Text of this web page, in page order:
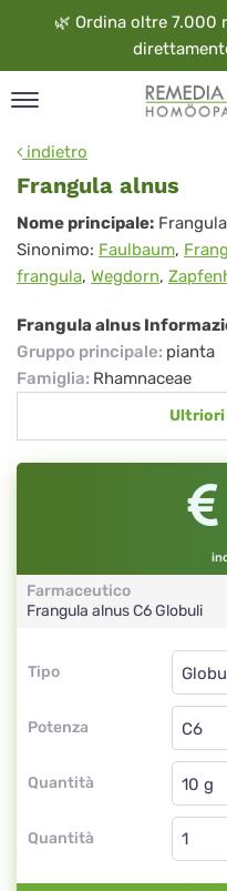
🌿 Ordina oltre 7.000
indietro
Frangula alnus
Frangula
alnus
Nome principale:
Sinonimo: Faulbaum,
frangula, Wegdorn,
Frangula alnus
Gruppo principale: pianta
Famiglia: Rhamnaceae
Farmaceutico
Frangula alnusC6Globuli
Tipo
Tipo
Potenza
Globuli
C6
Quantità
Globuli
Quantità